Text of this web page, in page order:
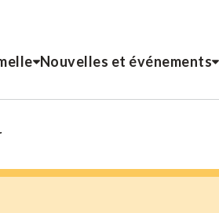
Nouvelles et événements